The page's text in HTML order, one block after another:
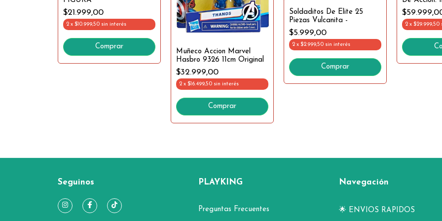
$21.999,00
2 x $10.999,50 sin interés
Comprar
Muñeco Accion Marvel
Hasbro 9326 11cm Original
$32.999,00
2 x $16.499,50 sin interés
Comprar
Soldaditos De Elite 25
Piezas Vulcanita -
$5.999,00
2 x $2.999,50 sin interés
2 x $29.999,50
Seguinos PLAYKING
Preguntas Frecuentes
Navegación
🌟 ENVIOS RAPIDOS